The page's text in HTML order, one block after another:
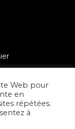
Web pour
en
répétées.
à